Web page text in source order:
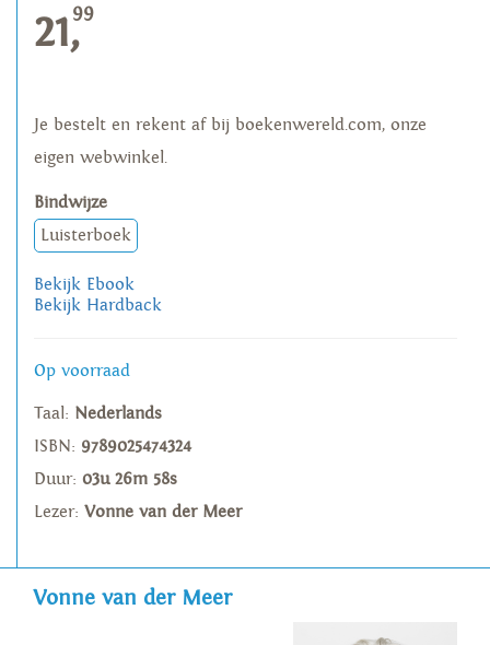
21,99
Je bestelt en rekent af bij boekenwereld.com, onze
eigen webwinkel.
Bindwijze
Luisterboek
Bekijk Ebook
Bekijk Hardback
Op voorraad
Taal: Nederlands
ISBN: 9789025474324
Duur: 03u 26m 58s
Lezer: Vonne van der Meer
Vonne van der Meer